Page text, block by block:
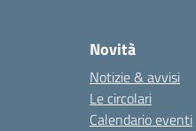
Novità
Notizie & avvisi
Le circolari
Calendario eventi